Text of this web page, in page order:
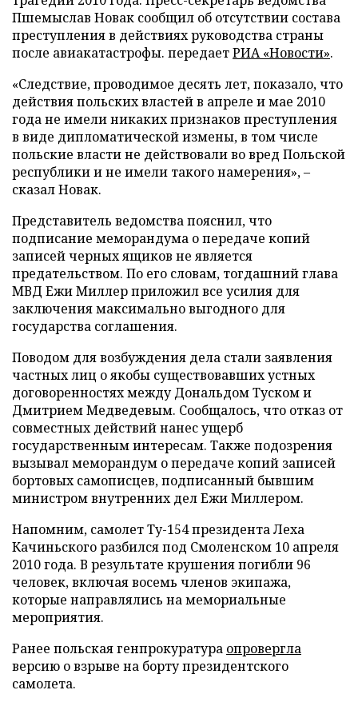
Пшемыслав Новак сообщил об отсутствии состава
преступления в действиях руководства страны
после авиакатастрофы. передаетРИА «Новости».
«Следствие, проводимое десять лет, показало, что
действия польских властей в апреле и мае 2010
года не имели никаких признаков преступления
в виде дипломатической измены, в том числе
польские власти не действовали во вред Польской
республики и не имели такого намерения», –
сказал Новак.
Представитель ведомства пояснил, что
подписание меморандума о передаче копий
записей черных ящиков не является
предательством. По его словам, тогдашний глава
МВД Ежи Миллер приложил все усилия для
заключения максимально выгодного для
государства соглашения.
Поводом для возбуждения дела стали заявления
частных лиц о якобы существовавших устных
договоренностях между Дональдом Туском и
Дмитрием Медведевым. Сообщалось, что отказ от
совместных действий нанес ущерб
государственным интересам. Также подозрения
вызывал меморандум о передаче копий записей
бортовых самописцев, подписанный бывшим
министром внутренних дел Ежи Миллером.
Напомним, самолет Ту-154 президента Леха
Качиньского разбился под Смоленском 10 апреля
2010 года. В результате крушения погибли 96
человек, включая восемь членов экипажа,
которые направлялись на мемориальные
мероприятия.
Ранее польская генпрокуратура опровергла
версию о взрыве на борту президентского
самолета.